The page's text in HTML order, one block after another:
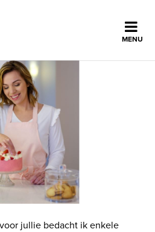
MENU
jullie bedacht ik enkele